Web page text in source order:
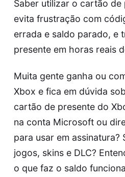
Saber utilizar o cartão de
evita frustração com
errada e saldo parado, e
presente em horas reais
Muita gente ganha ou
Xbox e fica em dúvida
cartão de presente do
na conta Microsoft ou
para usar em
jogos, skins e DLC?
o que faz o saldo